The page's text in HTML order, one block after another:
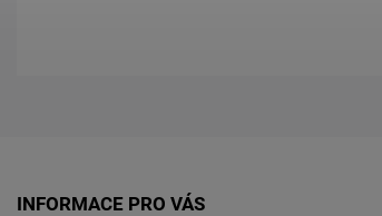
INFORMACE PRO VÁS